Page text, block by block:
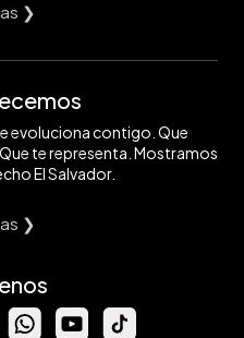
❯
evoluciona contigo. Que
te representa. Mostramos
El Salvador.
❯